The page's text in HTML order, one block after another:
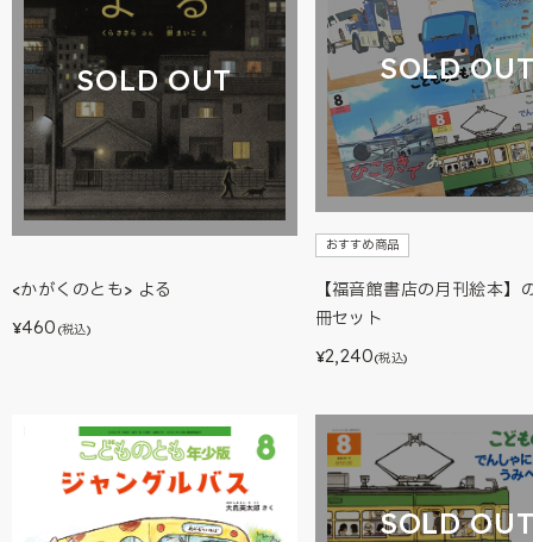
SOLD OUT
<かがくのとも> よる
¥460 (税込)
SOLD
おすすめ商品
【福音館書店の月刊絵本】
冊セット
¥2,240(税込)
SOLD